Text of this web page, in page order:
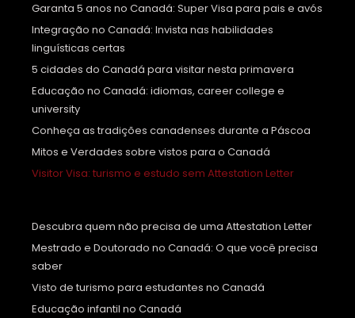
Garanta 5 anos no Canadá: Super Visa para pais e avós
Integração no Canadá: Invista nas habilidades
linguísticas certas
5 cidades do Canadá para visitar nesta primavera
Educação no Canadá: idiomas, career college e
university
Conheça as tradições canadenses durante a Páscoa
Mitos e Verdades sobre vistos para o Canadá
Visitor Visa: turismo e estudo sem Attestation Letter
Descubra quem não precisa de uma Attestation Letter
Mestrado e Doutorado no Canadá: O que você precisa
saber
Visto de turismo para estudantes no Canadá
Educação infantil no Canadá